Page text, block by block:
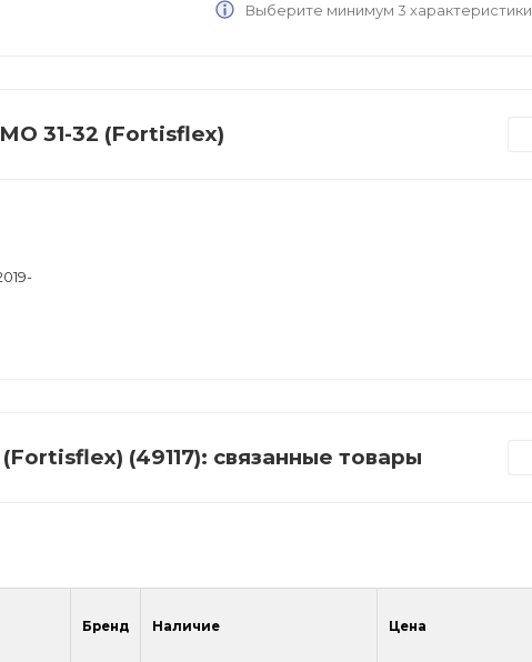
Выберите минимум 3 характеристики
31-32 (Fortisflex)
(49117): связанные товары
Бренд Наличие Цена